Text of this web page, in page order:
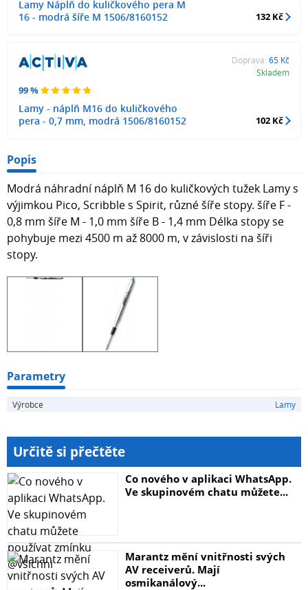
Lamy Náplň do kuličkového pera M
16 - modrá šíře M 1506/8160152
132 Kč
99 %
Lamy - náplň M16 do kuličkového
pera - 0,7 mm, modrá 1506/8160152
Doprava: 65 Kč
Skladem
102 Kč
Popis
Modrá náhradní náplň M 16 do kuličkových tužek Lamy s
výjimkou Pico, Scribble s Spirit, různé šíře stopy. šíře F -
0,8 mm šíře M - 1,0 mm šíře B - 1,4 mm Délka stopy se
pohybuje mezi 4500 m až 8000 m, v závislosti na šíři
stopy.
Parametry
Výrobce Lamy
Určitě si přečtěte
Co nového v aplikaci WhatsApp.
Ve skupinovém chatu můžete...
Marantz mění vnitřnosti svých
AV receiverů. Mají
osmikanálový...